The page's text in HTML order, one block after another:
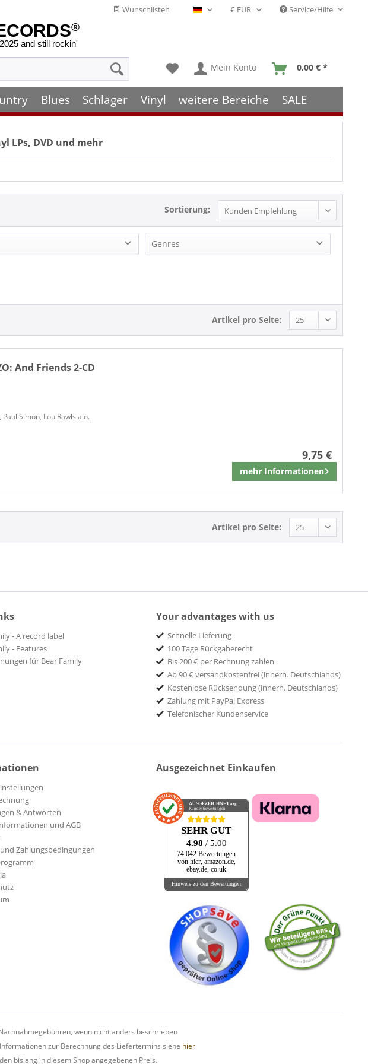
Wunschlisten Deutsch - DE Service/Hilfe
®
and still rockin'
Mein Konto 0,00 € *
Blues Schlager Vinyl weitere Bereiche SALE
LPs, DVD und mehr
Sortierung:
Genres
Artikel pro Seite:
And Friends 2-CD
Simon, Lou Rawls a.o.
9,75 €
mehr Informationen
Merken
Artikel pro Seite:
- A record label
- Features
für Bear Family
Your advantages with us
Schnelle Lieferung
100 Tage Rückgaberecht
Bis 200 € per Rechnung zahlen
Ab 90 € versandkostenfrei (innerh. Deutschlands)
Kostenlose Rücksendung (innerh. Deutschlands)
Zahlung mit PayPal Express
Telefonischer Kundenservice
& Antworten
und AGB
Zahlungsbedingungen
Ausgezeichnet Einkaufen
AUSGEZEICHNET .org
Kundenbewertungen
SEHR GUT
4.98 / 5.00
74.042 Bewertungen
von hier, amazon.de,
ebay.de, co.uk
Hinweis zu den Bewertungen
wenn nicht anders beschrieben
zur Berechnung des Liefertermins siehe hier
bislang in diesem Shop angegebenen Preis.